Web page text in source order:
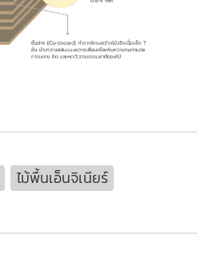
ไม้พื้นเอ็นจิเนียร์